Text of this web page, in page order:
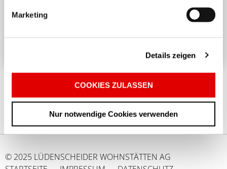
Marketing
Details zeigen
COOKIES ZULASSEN
Nur notwendige Cookies verwenden
in einem Mehrparteienhaus erfordert
Rücksichtnahme und Achtsamkeit. ...
© 2025 LÜDENSCHEIDER WOHNSTÄTTEN AG